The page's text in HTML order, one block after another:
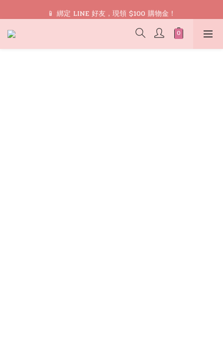
🎁 禮遇： 加入會員領取 9 折 優惠券再免運
📱 綁定 LINE 好友，現領 $100 購物金！
🎁 禮遇： 加入會員領取 9 折 優惠券再免運